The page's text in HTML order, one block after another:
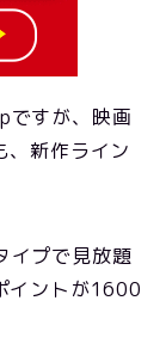
ですが、映画
、新作ライン
イプで見放題
イントが1600